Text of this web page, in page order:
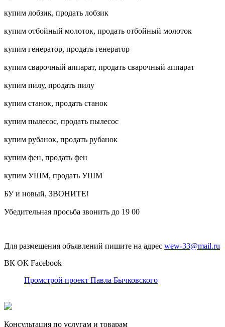
купим лобзик, продать лобзик
купим отбойный молоток, продать отбойный молоток
купим генератор, продать генератор
купим сварочный аппарат, продать сварочный аппарат
купим пилу, продать пилу
купим станок, продать станок
купим пылесос, продать пылесос
купим рубанок, продать рубанок
купим фен, продать фен
купим УШМ, продать УШМ
БУ и новый, ЗВОНИТЕ!
Убедительная просьба звонить до 19 00
Для размещения объявлений пишите на адрес wew-33@mail.ru
ВК ОК Facebook
Промстрой проект Павла Бычковского
Консультация по услугам и товарам